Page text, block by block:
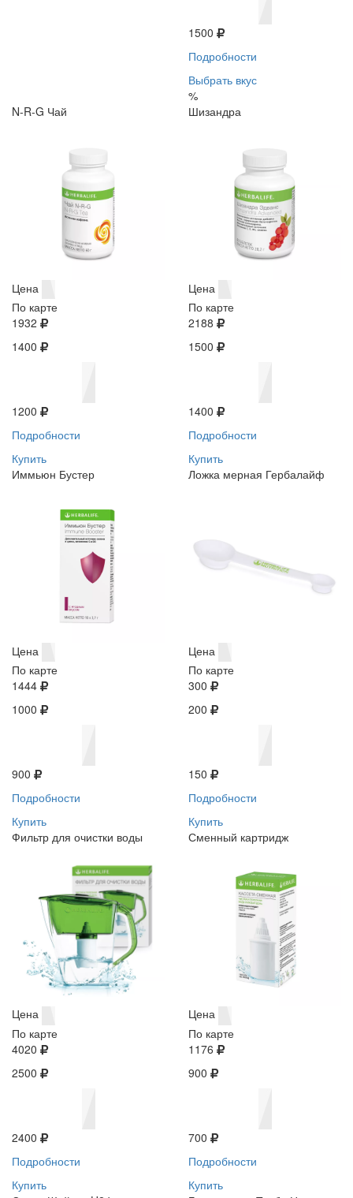
1500
Подробности
Выбрать вкус
%
N-R-G Чай
Цена
По карте
1932
1400
1200
Подробности
Купить
Шизандра
Цена
По карте
2188
1500
1400
Подробности
Купить
Иммьюн Бустер
Цена
По карте
1444
1000
900
Подробности
Купить
Ложка мерная Гербалайф
Цена
По карте
300
200
150
Подробности
Купить
Фильтр для очистки воды
Цена
По карте
4020
2500
2400
Подробности
Купить
Сменный картридж
Цена
По карте
1176
900
700
Подробности
Купить